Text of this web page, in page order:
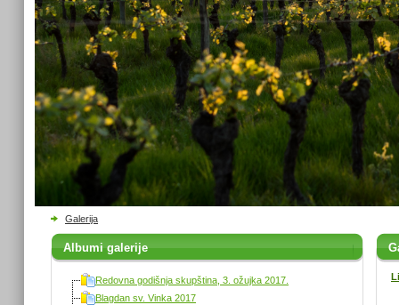
Galerija
Albumi galerije
Redovna godišnja skupština, 3. ožujka 2017.
Blagdan sv. Vinka 2017